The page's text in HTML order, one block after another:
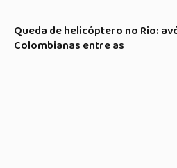
Queda de helicóptero no Rio:
Colombianas entre as